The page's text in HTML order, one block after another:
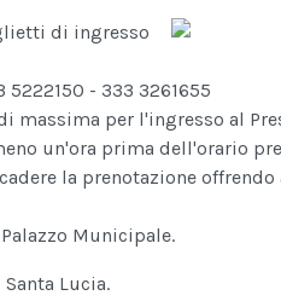
di ingresso
5222150 - 333 3261655
massima per l'ingresso al
un'ora prima dell'orario
la prenotazione
Municipale.
Lucia.